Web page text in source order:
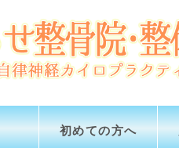
初めての方へ